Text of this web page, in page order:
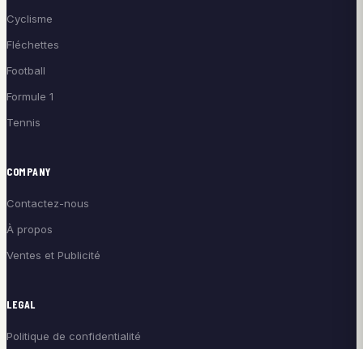
Cyclisme
Fléchettes
Football
Formule 1
Tennis
COMPANY
Contactez-nous
À propos
Ventes et Publicité
LEGAL
Politique de confidentialité